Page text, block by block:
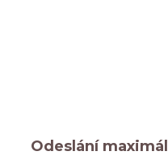
Odeslání